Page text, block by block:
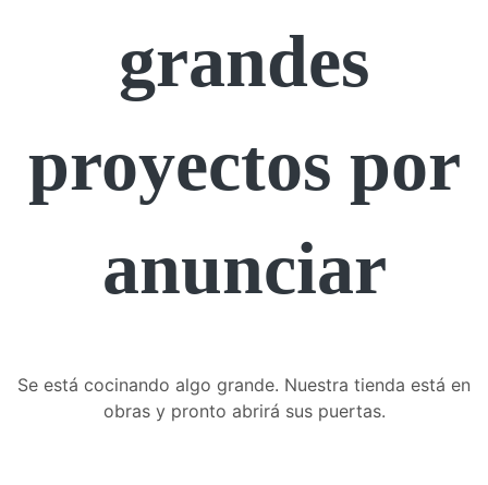
grandes
proyectos por
anunciar
Se está cocinando algo grande. Nuestra tienda está en
obras y pronto abrirá sus puertas.